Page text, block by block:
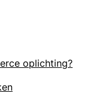
oplichting?